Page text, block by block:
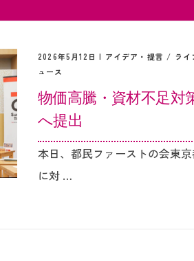
2026年5月12日 | アイデア・提言 / ライ
ュース
物価高騰・資材不足対
へ提出
本日、都民ファーストの会東
に対 …